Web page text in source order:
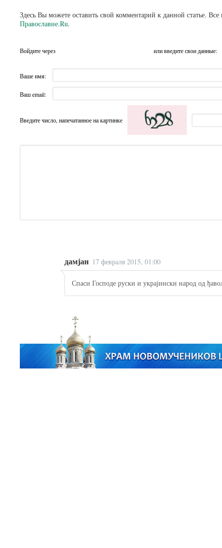
Здесь Вы можете оставить свой комментарий к данной статье.
Православие.Ru.
Войдите через или введите свои данные:
Ваше имя:
Ваш email:
Введите число, напечатанное на картинке
дамјан 17 февраля 2015, 01:00
Спаси Господе руски и украјински народ од